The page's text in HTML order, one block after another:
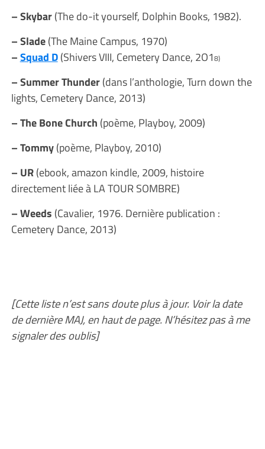
– Skybar(The do-it yourself, Dolphin Books, 1982).
– Slade(The Maine Campus, 1970)
–Squad D(Shivers VIII, Cemetery Dance, 2O18)
– Summer Thunder(dans l’anthologie, Turn down the
lights, Cemetery Dance, 2013)
– The Bone Church (poème, Playboy, 2009)
– Tommy(poème, Playboy, 2010)
– UR(ebook, amazon kindle, 2009, histoire
directement liée à LA TOUR SOMBRE)
– Weeds (Cavalier, 1976. Dernière publication :
Cemetery Dance, 2013)
[Cette liste n’est sans doute plus à jour. Voir la date
de dernière MAJ, en haut de page. N’hésitez pas à me
signaler des oublis]